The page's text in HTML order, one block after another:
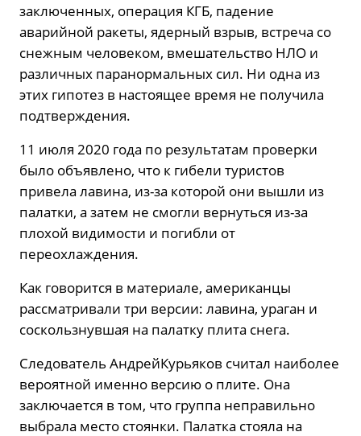
заключенных, операция КГБ, падение
аварийной ракеты, ядерный взрыв, встреча со
снежным человеком, вмешательство НЛО и
различных паранормальных сил. Ни одна из
этих гипотез в настоящее время не получила
подтверждения.
11 июля 2020 года по результатам проверки
было объявлено, что к гибели туристов
привела лавина, из-за которой они вышли из
палатки, а затем не смогли вернуться из-за
плохой видимости и погибли от
переохлаждения.
Как говорится в материале, американцы
рассматривали три версии: лавина, ураган и
соскользнувшая на палатку плита снега.
Следователь АндрейКурьяков считал наиболее
вероятной именно версию о плите. Она
заключается в том, что группа неправильно
выбрала место стоянки. Палатка стояла на